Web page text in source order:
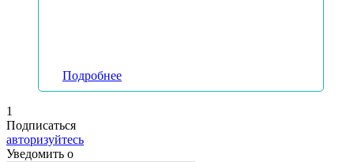
Подробнее
1
Подписаться
авторизуйтесь
Уведомить о